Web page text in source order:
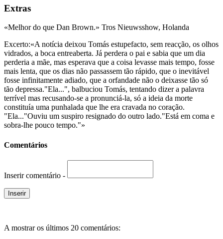
Extras
«Melhor do que Dan Brown.» Tros Nieuwsshow, Holanda
Excerto:«A notícia deixou Tomás estupefacto, sem reacção, os olhos
vidrados, a boca entreaberta. Já perdera o pai e sabia que um dia
perderia a mãe, mas esperava que a coisa levasse mais tempo, fosse
mais lenta, que os dias não passassem tão rápido, que o inevitável
fosse infinitamente adiado, que a orfandade não o deixasse tão só
tão depressa."Ela...", balbuciou Tomás, tentando dizer a palavra
terrível mas recusando-se a pronunciá-la, só a ideia da morte
constituía uma punhalada que lhe era cravada no coração.
"Ela..."Ouviu um suspiro resignado do outro lado."Está em coma e
sobra-lhe pouco tempo."»
Comentários
Inserir comentário -
A mostrar os últimos 20 comentários: